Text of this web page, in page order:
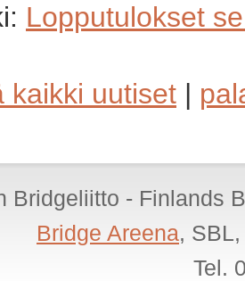
Lopputulokset
kaikki uutiset |
Bridgeliitto - Finlands
Bridge Areena,
Tel.